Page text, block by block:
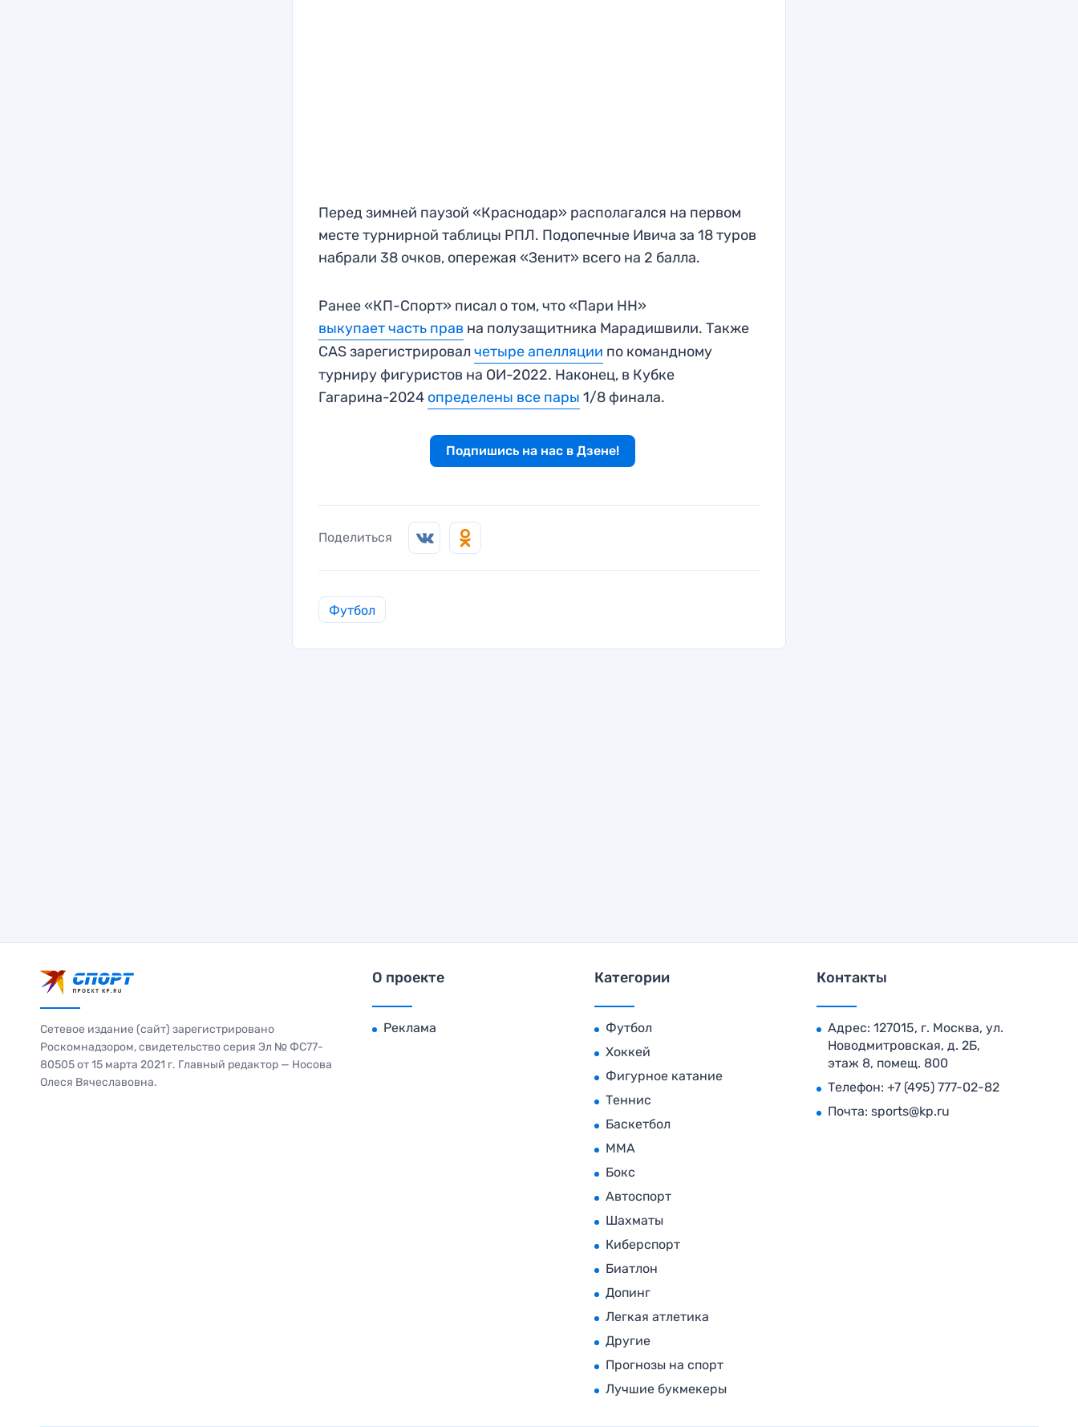
Перед зимней паузой «Краснодар» располагался на первом
месте турнирной таблицы РПЛ. Подопечные Ивича за 18 туров
набрали 38 очков, опережая «Зенит» всего на 2 балла.
Ранее «КП-Спорт» писал о том, что «Пари НН»
выкупает часть прав на полузащитника Марадишвили. Также
CAS зарегистрировалчетыре апелляции по командному
турниру фигуристов на ОИ-2022. Наконец, в Кубке
Гагарина-2024 определены все пары 1/8 финала.
Подпишись на нас в Дзене!
Поделиться
Футбол
Сетевое издание (сайт) зарегистрировано
Роскомнадзором, свидетельство серия Эл № ФС77-
80505 от 15 марта 2021 г. Главный редактор — Носова
Олеся Вячеславовна.
О проекте
Реклама
Категории
Футбол
Хоккей
Фигурное катание
Теннис
Баскетбол
MMA
Бокс
Автоспорт
Шахматы
Киберспорт
Биатлон
Допинг
Легкая атлетика
Другие
Прогнозы на спорт
Лучшие букмекеры
Контакты
Адрес: 127015, г. Москва, ул.
Новодмитровская, д. 2Б,
этаж 8, помещ. 800
Телефон: +7 (495) 777-02-82
Почта: sports@kp.ru